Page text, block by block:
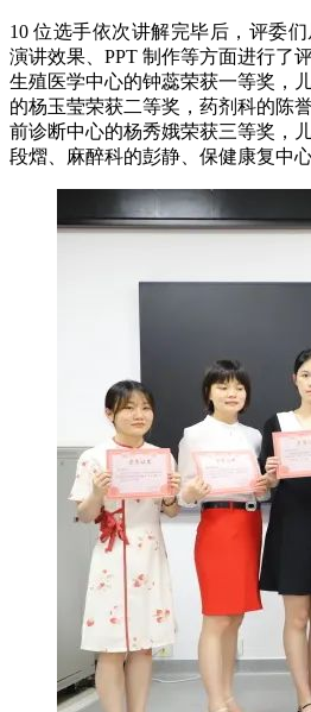
10 位选手依次讲解完毕后，评委
演讲效果、PPT 制作等方面进行了
生殖医学中心的钟蕊荣获一等奖，
的杨玉莹荣获二等奖，药剂科的陈
前诊断中心的杨秀娥荣获三等奖，
段熠、麻醉科的彭静、保健康复中